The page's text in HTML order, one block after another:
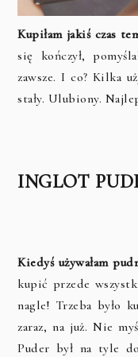
Kupiłam jakiś czas
się kończył,
zawsze. I co? Kilka
stały. Ulubiony.
INGLOT
Kiedyś używałam
kupić przede
nagle! Trzeba było
zaraz, na już. Nie
Puder był na tyle